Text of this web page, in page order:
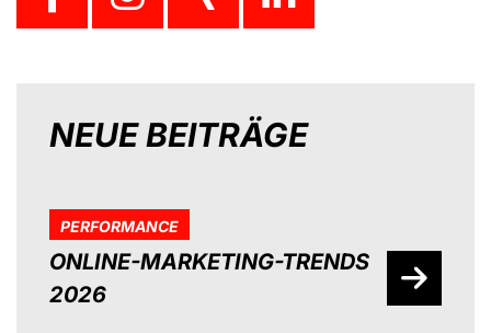
NEUE BEITRÄGE
PERFORMANCE
ONLINE-MARKETING-TRENDS
2026